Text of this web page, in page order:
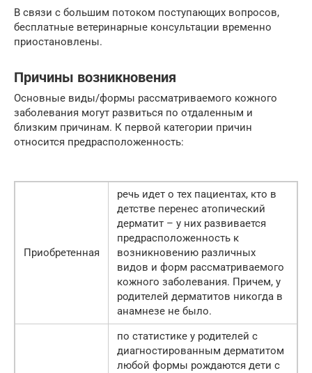
В связи с большим потоком поступающих вопросов,
бесплатные ветеринарные консультации временно
приостановлены.
Причины возникновения
Основные виды/формы рассматриваемого кожного
заболевания могут развиться по отдаленным и
близким причинам. К первой категории причин
относится предрасположенность:
Приобретенная
речь идет о тех пациентах, кто в
детстве перенес атопический
дерматит – у них развивается
предрасположенность к
возникновению различных
видов и форм рассматриваемого
кожного заболевания. Причем, у
родителей дерматитов никогда в
анамнезе не было.
по статистике у родителей с
диагностированным дерматитом
любой формы рождаются дети с